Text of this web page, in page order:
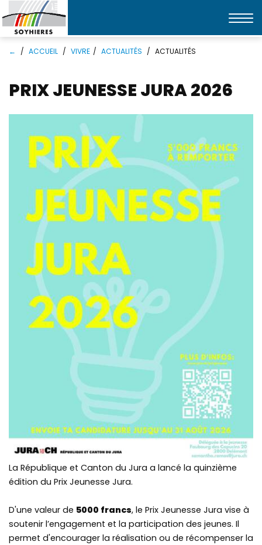
clés
Rechercher
la
← ACCUEIL VIVRE ACTUALITÉS ACTUALITÉS
PRIX JEUNESSE JURA 2026
La République et Canton du Jura a lancé la quinzième
édition du Prix Jeunesse Jura.
D'une valeur de 5000 francs, le Prix Jeunesse Jura vise à
soutenir l’engagement et la participation des jeunes. Il
permet d'encourager la réalisation ou de récompenser la